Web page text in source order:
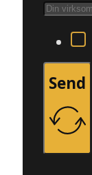
Send